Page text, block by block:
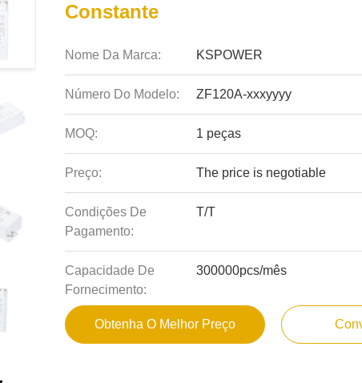
Constante
Nome Da Marca: KSPOWER
Número Do Modelo: ZF120A-xxxyyyy
MOQ: 1 peças
Preço: The price is negotiable
Condições De
Pagamento:
T/T
Capacidade De
Fornecimento:
300000pcs/mês
Obtenha O Melhor Preço